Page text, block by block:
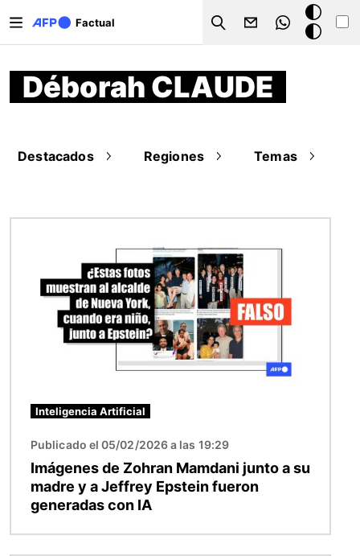
Factual
Search
Modo
oscuro
Déborah CLAUDE
Destacados Regiones Temas
Inteligencia Artificial
Publicado el 05/02/2026 a las 19:29
Imágenes de Zohran Mamdani junto a su
madre y a Jeffrey Epstein fueron
generadas con IA